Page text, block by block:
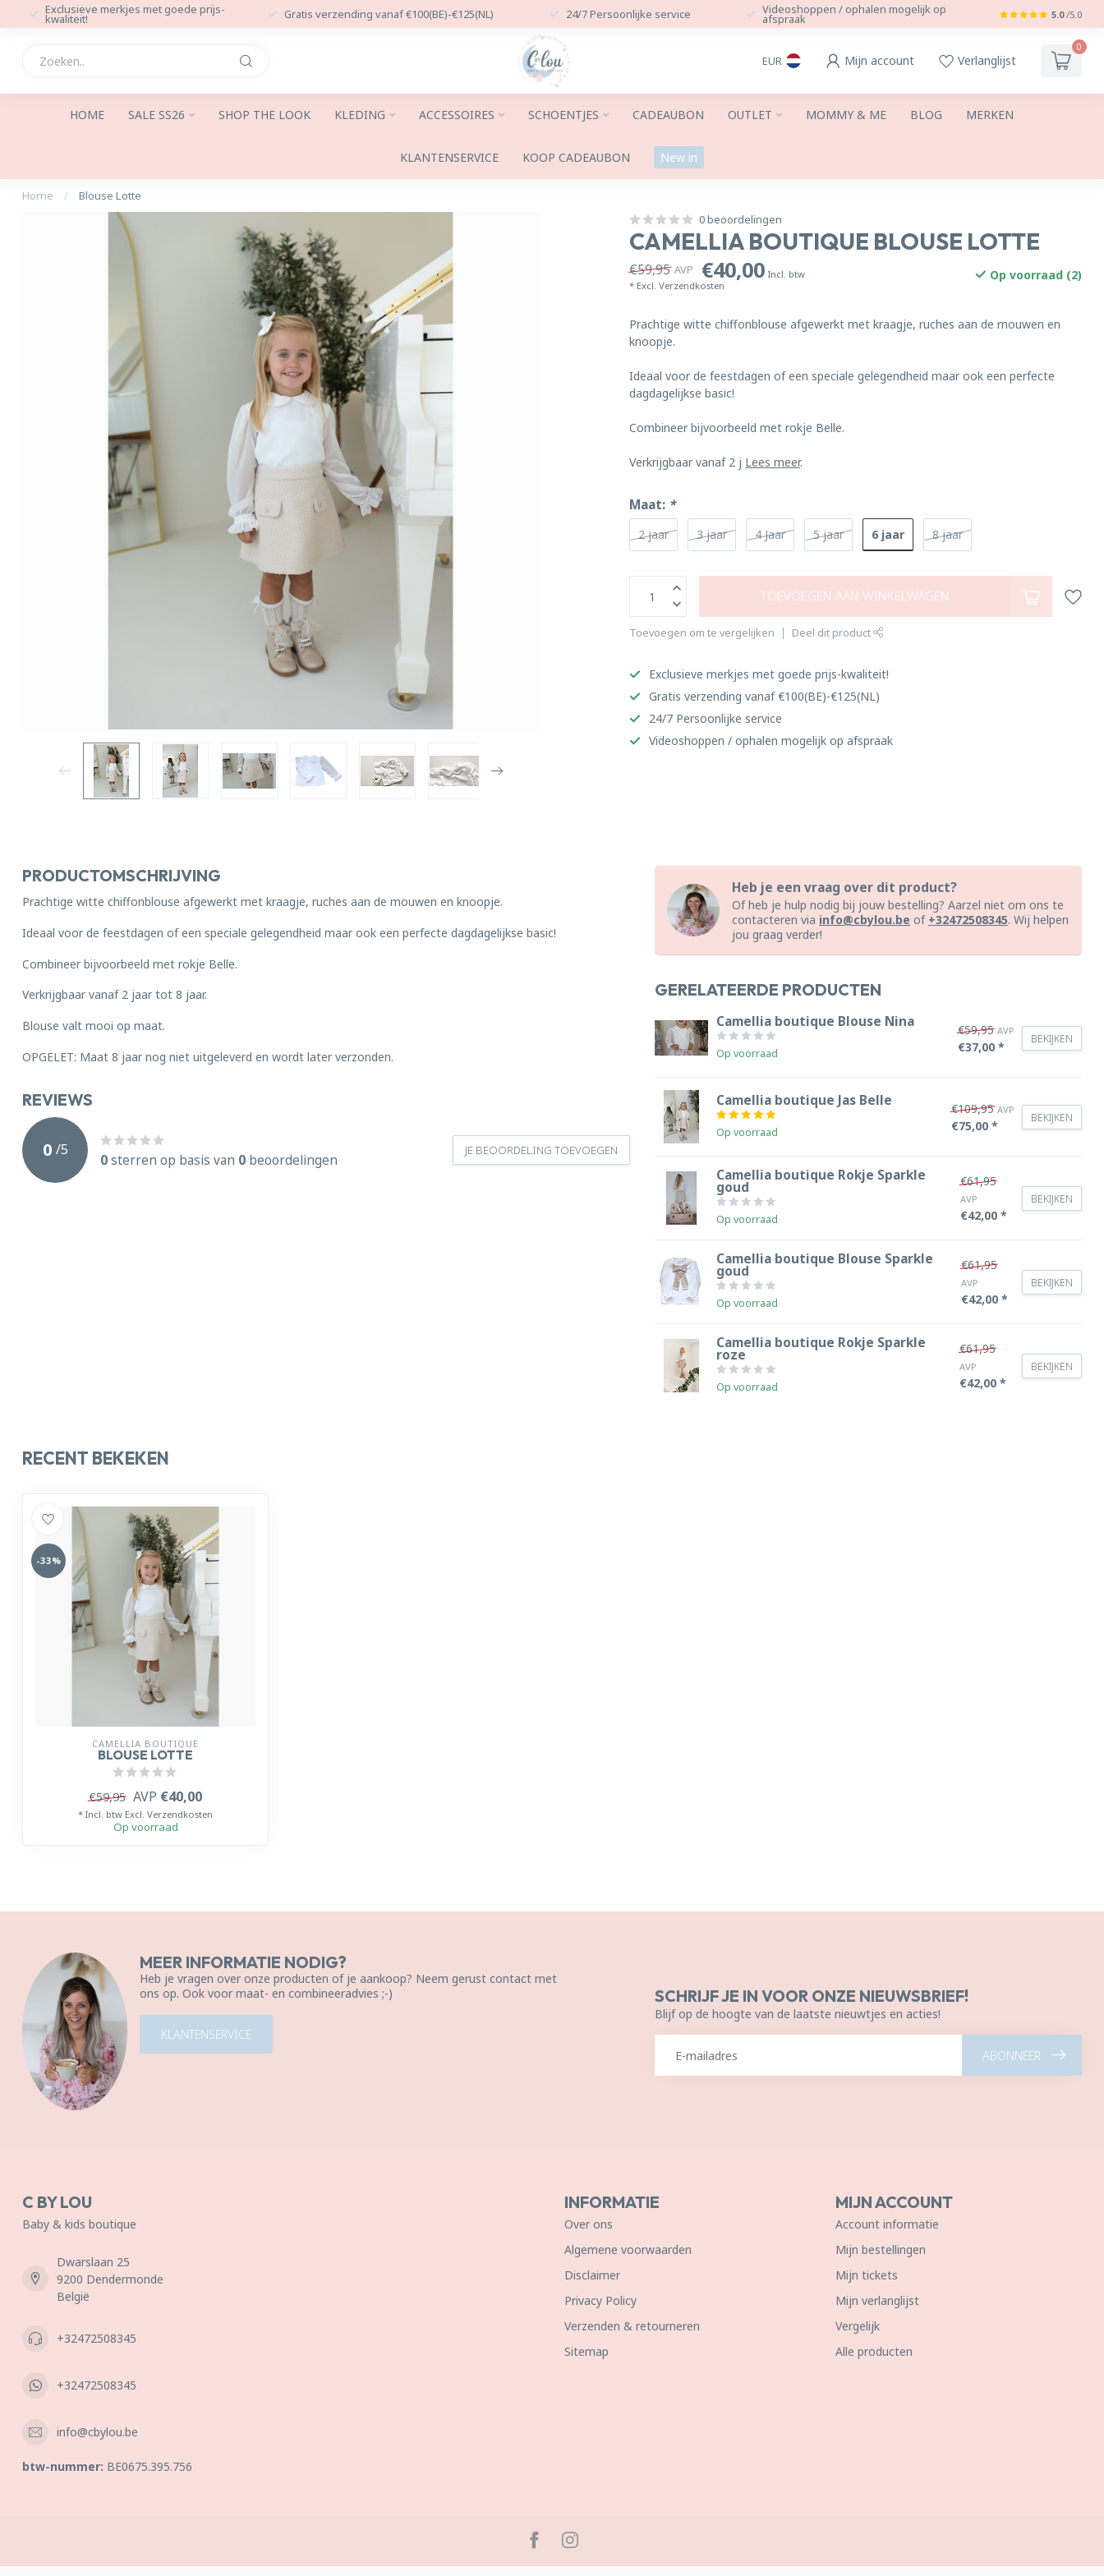
Exclusieve merkjes met goede prijs-
kwaliteit! Gratis verzending vanaf €100(BE)-€125(NL) 24/7 Persoonlijke service Videoshoppen / ophalen mogelijk op
afspraak 5.0 /5.0
EUR Mijn account Verlanglijst
0
HOME SALE SS26 SHOP THE LOOK KLEDING ACCESSOIRES SCHOENTJES CADEAUBON OUTLET MOMMY & ME BLOG MERKEN
KLANTENSERVICE KOOP CADEAUBON New in
Home / Blouse Lotte
0 beoordelingen
CAMELLIA BOUTIQUE BLOUSE LOTTE
€59,95 AVP €40,00 Incl. btw
* Excl.Verzendkosten
Op voorraad (2)
Prachtige witte chiffonblouse afgewerkt met kraagje, ruches aan de mouwen en
knoopje.
Ideaal voor de feestdagen of een speciale gelegendheid maar ook een perfecte
dagdagelijkse basic!
Combineer bijvoorbeeld met rokje Belle.
Verkrijgbaar vanaf 2 j Lees meer.
Maat: *
2 jaar 3 jaar 4 Jaar 5 jaar 6 jaar 8 jaar
TOEVOEGEN AAN WINKELWAGEN
Toevoegen om te vergelijken Deel dit product
Exclusieve merkjes met goede prijs-kwaliteit!
Gratis verzending vanaf €100(BE)-€125(NL)
24/7 Persoonlijke service
Videoshoppen / ophalen mogelijk op afspraak
PRODUCTOMSCHRIJVING
Prachtige witte chiffonblouse afgewerkt met kraagje, ruches aan de mouwen en knoopje.
Ideaal voor de feestdagen of een speciale gelegendheid maar ook een perfecte dagdagelijkse basic!
Combineer bijvoorbeeld met rokje Belle.
Verkrijgbaar vanaf 2 jaar tot 8 jaar.
Blouse valt mooi op maat.
OPGELET: Maat 8 jaar nog niet uitgeleverd en wordt later verzonden.
REVIEWS
0 /5
0sterren op basis van 0 beoordelingen
JE BEOORDELING TOEVOEGEN
Heb je een vraag over dit product?
Of heb je hulp nodig bij jouw bestelling? Aarzel niet om ons te
contacteren via info@cbylou.be of +32472508345. Wij helpen
jou graag verder!
GERELATEERDE PRODUCTEN
Camellia boutique Blouse Nina
Op voorraad
€59,95 AVP
€37,00 *
BEKIJKEN
Camellia boutique Jas Belle
Op voorraad
€109,95 AVP
€75,00 *
BEKIJKEN
Camellia boutique Rokje Sparkle
goud
Op voorraad
€61,95
AVP
€42,00 *
BEKIJKEN
Camellia boutique Blouse Sparkle
goud
Op voorraad
€61,95
AVP
€42,00 *
BEKIJKEN
Camellia boutique Rokje Sparkle
roze
Op voorraad
€61,95
AVP
€42,00 *
BEKIJKEN
RECENT BEKEKEN
-33%
CAMELLIA BOUTIQUE
BLOUSE LOTTE
€59,95 AVP €40,00
* Incl. btw Excl. Verzendkosten
Op voorraad
MEER INFORMATIE NODIG?
Heb je vragen over onze producten of je aankoop? Neem gerust contact met
ons op. Ook voor maat- en combineeradvies ;-)
KLANTENSERVICE
SCHRIJF JE IN VOOR ONZE NIEUWSBRIEF!
Blijf op de hoogte van de laatste nieuwtjes en acties!
ABONNEER
C BY LOU
Baby & kids boutique
Dwarslaan 25
9200 Dendermonde
België
+32472508345
+32472508345
info@cbylou.be
btw-nummer: BE0675.395.756
INFORMATIE
Over ons
Algemene voorwaarden
Disclaimer
Privacy Policy
Verzenden & retourneren
Sitemap
MIJN ACCOUNT
Account informatie
Mijn bestellingen
Mijn tickets
Mijn verlanglijst
Vergelijk
Alle producten